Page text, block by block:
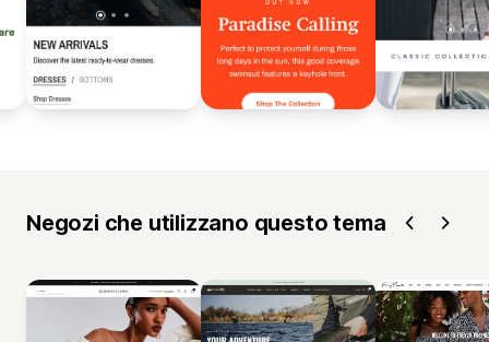
Negozi che utilizzano questo tema